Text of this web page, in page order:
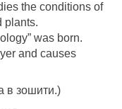
the conditions of
plants.
was born.
and causes
в зошити.)